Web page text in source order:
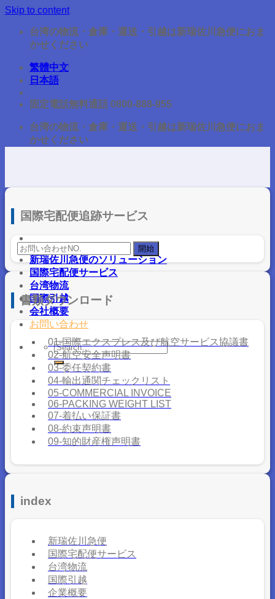
Skip to content
台湾の物流・倉庫・運送・引越は新瑞佐川急便におま
かせください
繁體中文
日本語
固定電話無料通話 0800-888-955
台湾の物流・倉庫・運送・引越は新瑞佐川急便におま
かせください
新瑞佐川急便のソリューション
国際宅配便サービス
台湾物流
国際引越
会社概要
お問い合わせ
国際宅配便追跡サービス
書類ダウンロード
01-国際エクスプレス及び航空サービス協議書
02-航空安全声明書
03-委任契約書
04-輸出通関チェックリスト
05-COMMERCIAL INVOICE
06-PACKING WEIGHT LIST
07-着払い保証書
08-約束声明書
09-知的財産権声明書
index
新瑞佐川急便
国際宅配便サービス
台湾物流
国際引越
企業概要